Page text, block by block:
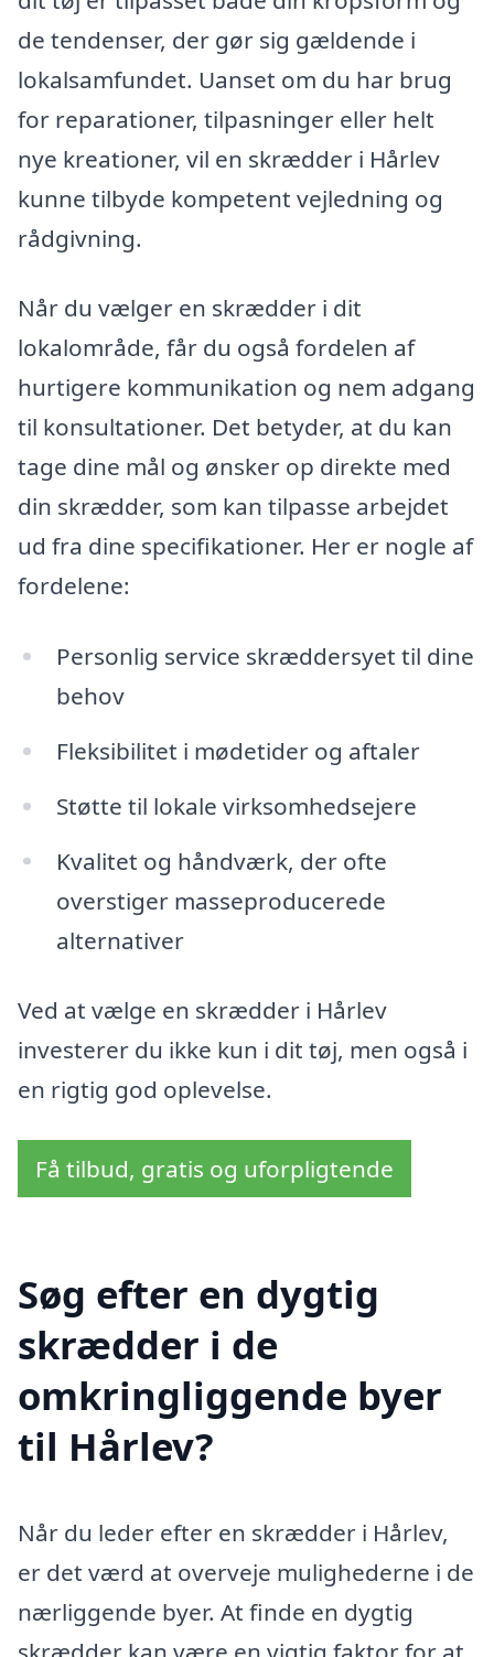
de tendenser, der gør sig gældende i
lokalsamfundet. Uanset om du har brug
for reparationer, tilpasninger eller helt
nye kreationer, vil en skrædder i Hårlev
kunne tilbyde kompetent vejledning og
rådgivning.
Når du vælger en skrædder i dit
lokalområde, får du også fordelen af
hurtigere kommunikation og nem adgang
til konsultationer. Det betyder, at du kan
tage dine mål og ønsker op direkte med
din skrædder, som kan tilpasse arbejdet
ud fra dine specifikationer. Her er nogle af
fordelene:
Personlig service skræddersyet til dine
behov
Fleksibilitet i mødetider og aftaler
Støtte til lokale virksomhedsejere
Kvalitet og håndværk, der ofte
overstiger masseproducerede
alternativer
Ved at vælge en skrædder i Hårlev
investerer du ikke kun i dit tøj, men også i
en rigtig god oplevelse.
Få tilbud, gratis og uforpligtende
Søg efter en dygtig
skrædder i de
omkringliggende byer
til Hårlev?
Når du leder efter en skrædder i Hårlev,
er det værd at overveje mulighederne i de
nærliggende byer. At finde en dygtig